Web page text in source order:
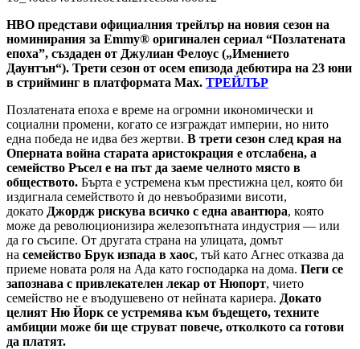
HBO представи официалния трейлър на новия сезон на
номинирания за Emmy® оригинален сериал “Позлатената
епоха”, създаден от Джулиан Фелоус („Имението
Даунтън“). Трети сезон от осем епизода дебютира на 23 юни
в стрийминг в платформата Max. ТРЕЙЛЪР
Позлатената епоха е време на огромни икономически и
социални промени, когато се изграждат империи, но нито
една победа не идва без жертви. В трети сезон след края на
Оперната война старата аристокрация е отслабена, а
семейство Ръсел е на път да заеме челното място в
обществото. Бърта е устремена към престижна цел, която би
издигнала семейството ѝ до невъобразими висоти,
докато Джордж рискува всичко с една авантюра, която
може да революционизира железопътната индустрия — или
да го съсипе. От другата страна на улицата, домът
на семейство Брук изпада в хаос, тъй като Агнес отказва да
приеме новата роля на Ада като господарка на дома. Пеги се
запознава с привлекателен лекар от Нюпорт, чието
семейство не е въодушевено от нейната кариера. Докато
целият Ню Йорк се устремява към бъдещето, техните
амбиции може би ще струват повече, отколкото са готови
да платят.